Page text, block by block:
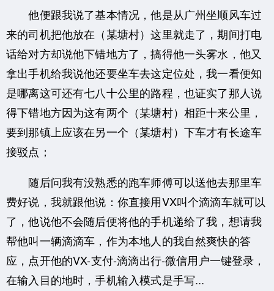
他便跟我说了基本情况，他是从广州坐顺风车过
来的司机把他放在（某塘村）这里就走了，期间打电
话给对方却说他下错地方了，搞得他一头雾水，他又
拿出手机给我说他还要坐车去这定位处，我一看便知
是哪离这可还有七八十公里的路程，也证实了那人说
得下错地方因为这有两个（某塘村）相距十来公里，
要到那镇上应该在另一个（某塘村）下车才有长途车
接驳点；
随后问我有没熟悉的跑车师傅可以送他去那里车
费好说，我就跟他说：你直接用VX叫个滴滴车就可以
了，他说他不会随后便将他的手机递给了我，想请我
帮他叫一辆滴滴车，作为本地人的我自然爽快的答
应，点开他的VX-支付-滴滴出行-微信用户一键登录，
在输入目的地时，手机输入模式是手写...